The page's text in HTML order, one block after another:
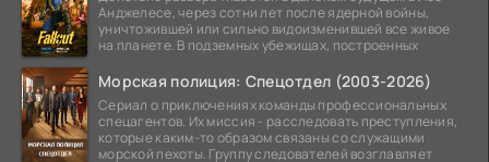
Анджелесе, через сотни лет после ядерной войны,
уничтожившей или сильно видоизменившей все живое
на планете. В подземных убежищах, построенных
Морская полиция: Спецотдел (2003-2026)
Сериал о приключениях команды профессиональных
спецагентов. Их миссия - расследовать преступления,
которые каким-то образом связаны со служащими
морской пехоты. Группу следователей возглавляет